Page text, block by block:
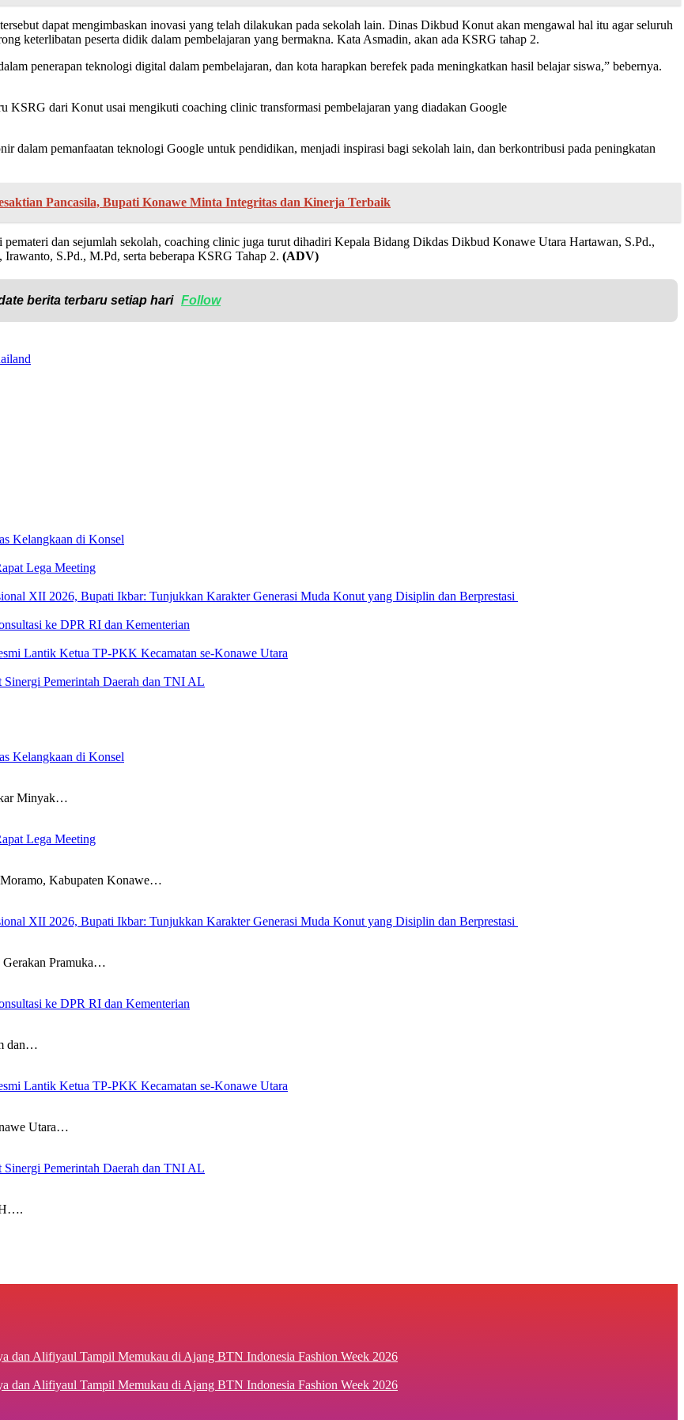
dapat mengimbaskan inovasi yang telah dilakukan pada sekolah lain. Dinas Dikbud Konut akan mengawal hal itu agar seluruh
keterlibatan peserta didik dalam pembelajaran yang bermakna. Kata Asmadin, akan ada KSRG tahap 2.
penerapan teknologi digital dalam pembelajaran, dan kota harapkan berefek pada meningkatkan hasil belajar siswa,” bebernya.
KSRG dari Konut usai mengikuti coaching clinic transformasi pembelajaran yang diadakan Google
dalam pemanfaatan teknologi Google untuk pendidikan, menjadi inspirasi bagi sekolah lain, dan berkontribusi pada peningkatan
Pancasila, Bupati Konawe Minta Integritas dan Kinerja Terbaik
pemateri dan sejumlah sekolah, coaching clinic juga turut dihadiri Kepala Bidang Dikdas Dikbud Konawe Utara Hartawan, S.Pd.,
S.Pd., M.Pd, serta beberapa KSRG Tahap 2. (ADV)
berita terbaru setiap hari Follow
Kelangkaan di Konsel
Lega Meeting
XII 2026, Bupati Ikbar: Tunjukkan Karakter Generasi Muda Konut yang Disiplin dan Berprestasi
ke DPR RI dan Kementerian
Lantik Ketua TP-PKK Kecamatan se-Konawe Utara
Pemerintah Daerah dan TNI AL
Kelangkaan di Konsel
Minyak…
Lega Meeting
Kabupaten Konawe…
XII 2026, Bupati Ikbar: Tunjukkan Karakter Generasi Muda Konut yang Disiplin dan Berprestasi
Pramuka…
ke DPR RI dan Kementerian
dan…
Lantik Ketua TP-PKK Kecamatan se-Konawe Utara
Utara…
Pemerintah Daerah dan TNI AL
H….
dan Alifiyaul Tampil Memukau di Ajang BTN Indonesia Fashion Week 2026